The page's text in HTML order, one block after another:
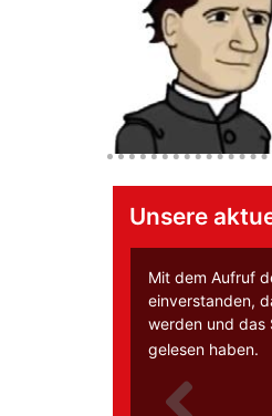
Unsere
Mit dem Aufruf
einverstanden,
werden und das
gelesen haben.